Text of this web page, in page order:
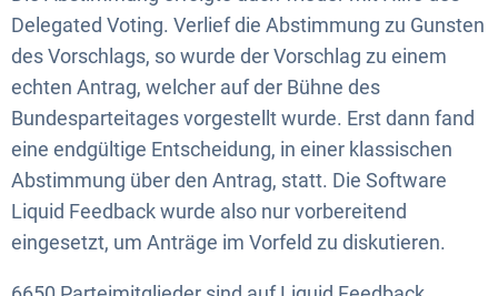
Delegated Voting. Verlief die Abstimmung zu Gunsten
des Vorschlags, so wurde der Vorschlag zu einem
echten Antrag, welcher auf der Bühne des
Bundesparteitages vorgestellt wurde. Erst dann fand
eine endgültige Entscheidung, in einer klassischen
Abstimmung über den Antrag, statt. Die Software
Liquid Feedback wurde also nur vorbereitend
eingesetzt, um Anträge im Vorfeld zu diskutieren.